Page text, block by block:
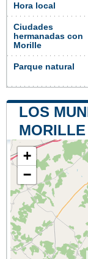
Hora local
Ciudades
hermanadas con
Morille
Parque natural
LOS
MORILLE
+
−